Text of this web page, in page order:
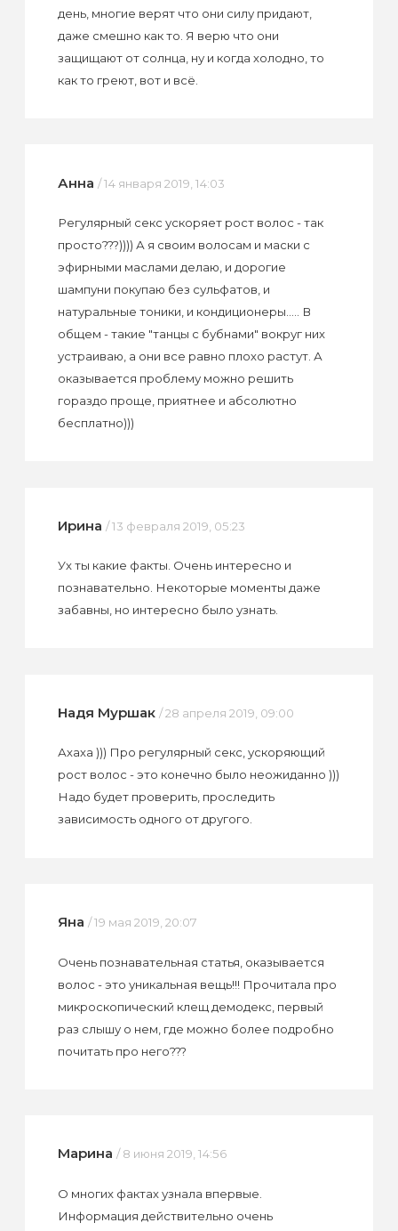
день, многие верят что они силу придают,
даже смешно как то. Я верю что они
защищают от солнца, ну и когда холодно, то
как то греют, вот и всё.
Анна / 14 января 2019, 14:03
Регулярный секс ускоряет рост волос - так
просто???)))) А я своим волосам и маски с
эфирными маслами делаю, и дорогие
шампуни покупаю без сульфатов, и
натуральные тоники, и кондиционеры..... В
общем - такие "танцы с бубнами" вокруг них
устраиваю, а они все равно плохо растут. А
оказывается проблему можно решить
гораздо проще, приятнее и абсолютно
бесплатно)))
Ирина / 13 февраля 2019, 05:23
Ух ты какие факты. Очень интересно и
познавательно. Некоторые моменты даже
забавны, но интересно было узнать.
Надя Муршак / 28 апреля 2019, 09:00
Ахаха ))) Про регулярный секс, ускоряющий
рост волос - это конечно было неожиданно )))
Надо будет проверить, проследить
зависимость одного от другого.
Яна / 19 мая 2019, 20:07
Очень познавательная статья, оказывается
волос - это уникальная вещь!!! Прочитала про
микроскопический клещ демодекс, первый
раз слышу о нем, где можно более подробно
почитать про него???
Марина / 8 июня 2019, 14:56
О многих фактах узнала впервые.
Информация действительно очень